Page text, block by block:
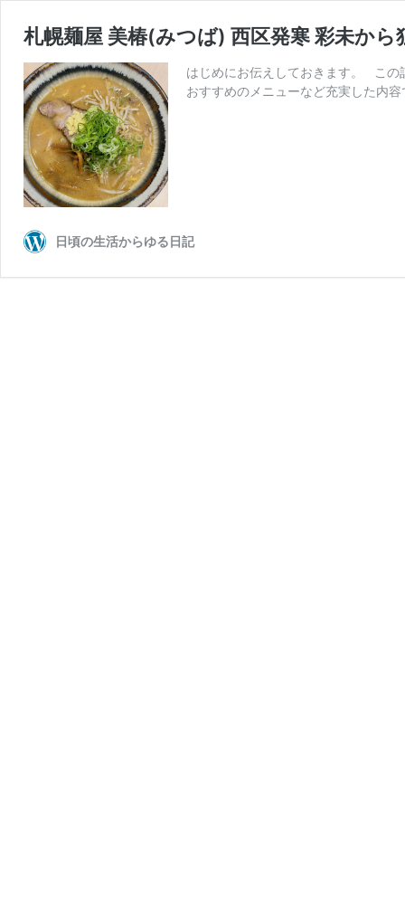
札幌麺屋 美椿(みつば) 西区発寒 彩未か
はじめにお伝えしておきます。 この
おすすめのメニューなど充実した
日頃の生活からゆる日記